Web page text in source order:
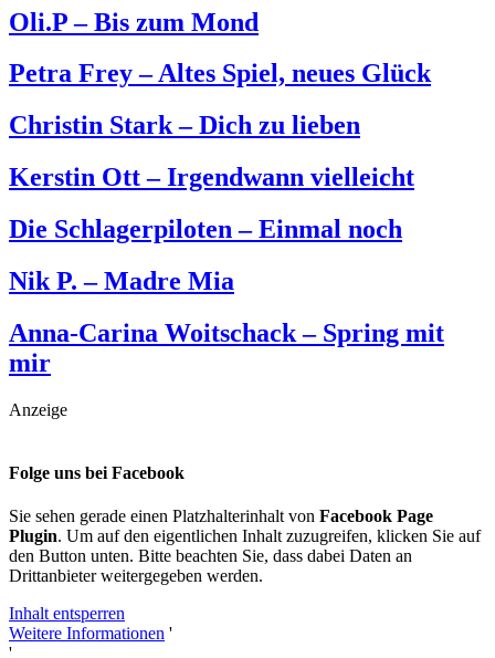
Oli.P – Bis zum Mond
Petra Frey – Altes Spiel, neues Glück
Christin Stark – Dich zu lieben
Kerstin Ott – Irgendwann vielleicht
Die Schlagerpiloten – Einmal noch
Nik P. – Madre Mia
Anna-Carina Woitschack – Spring mit
mir
Anzeige
Folge uns bei Facebook
Sie sehen gerade einen Platzhalterinhalt von Facebook Page
Plugin. Um auf den eigentlichen Inhalt zuzugreifen, klicken Sie auf
den Button unten. Bitte beachten Sie, dass dabei Daten an
Drittanbieter weitergegeben werden.
Inhalt entsperren
Weitere Informationen '
'